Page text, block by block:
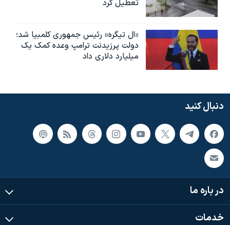
تعطیل کرد
«ال تیگره» رئیس جمهوری کلمبیا شد؛
دولت پرزیدنت ترامپ وعده کمک یک
میلیارد دلاری داد
دنبال کنید
در باره ما
خدمات